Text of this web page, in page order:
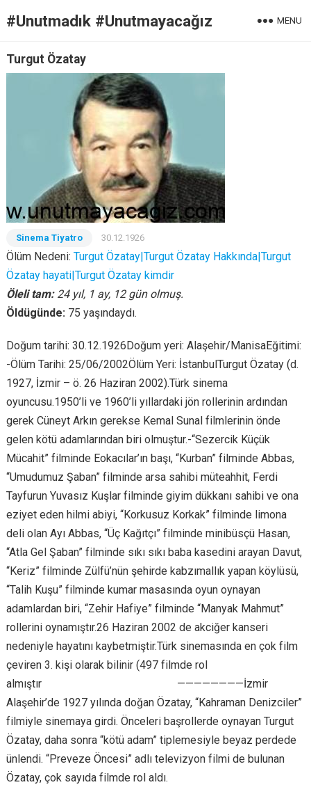
#Unutmadık #Unutmayacağız MENU
Turgut Özatay
Sinema Tiyatro 30.12.1926
Ölüm Nedeni: Turgut Özatay|Turgut Özatay Hakkında|Turgut
Özatay hayati|Turgut Özatay kimdir
Öleli tam: 24 yıl, 1 ay, 12 gün olmuş.
Öldügünde: 75 yaşındaydı.
Doğum tarihi: 30.12.1926Doğum yeri: Alaşehir/ManisaEğitimi:
-Ölüm Tarihi: 25/06/2002Ölüm Yeri: İstanbulTurgut Özatay (d.
1927, İzmir – ö. 26 Haziran 2002).Türk sinema
oyuncusu.1950’li ve 1960’li yıllardaki jön rollerinin ardından
gerek Cüneyt Arkın gerekse Kemal Sunal filmlerinin önde
gelen kötü adamlarından biri olmuştur.-“Sezercik Küçük
Mücahit” filminde Eokacılar’ın başı, “Kurban” filminde Abbas,
“Umudumuz Şaban” filminde arsa sahibi müteahhit, Ferdi
Tayfurun Yuvasız Kuşlar filminde giyim dükkanı sahibi ve ona
eziyet eden hilmi abiyi, “Korkusuz Korkak” filminde limona
deli olan Ayı Abbas, “Üç Kağıtçı” filminde minibüsçü Hasan,
“Atla Gel Şaban” filminde sıkı sıkı baba kasedini arayan Davut,
“Keriz” filminde Zülfü’nün şehirde kabzımallık yapan köylüsü,
“Talih Kuşu” filminde kumar masasında oyun oynayan
adamlardan biri, “Zehir Hafiye” filminde “Manyak Mahmut”
rollerini oynamıştır.26 Haziran 2002 de akciğer kanseri
nedeniyle hayatını kaybetmiştir.Türk sinemasında en çok film
çeviren 3. kişi olarak bilinir (497 filmde rol
almıştırhttps://unutmayacagiz.com/ ————————İzmir
Alaşehir’de 1927 yılında doğan Özatay, “Kahraman Denizciler”
filmiyle sinemaya girdi. Önceleri başrollerde oynayan Turgut
Özatay, daha sonra “kötü adam” tiplemesiyle beyaz perdede
ünlendi. “Preveze Öncesi” adlı televizyon filmi de bulunan
Özatay, çok sayıda filmde rol aldı.